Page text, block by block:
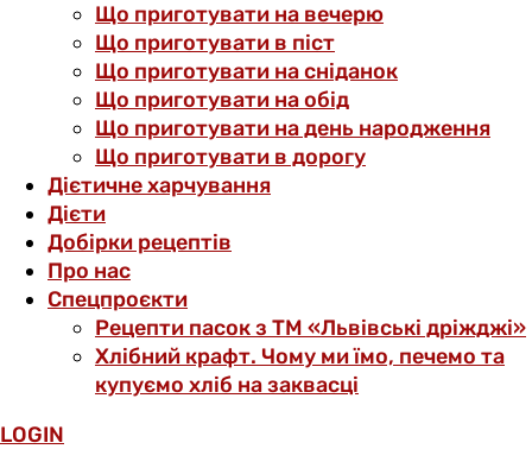
Що приготувати на вечерю
Що приготувати в піст
Що приготувати на сніданок
Що приготувати на обід
Що приготувати на день народження
Що приготувати в дорогу
Дієтичне харчування
Дієти
Добірки рецептів
Про нас
Спецпроєкти
Рецепти пасок з ТМ «Львівські дріжджі»
Хлібний крафт. Чому ми їмо, печемо та
купуємо хліб на заквасці
LOGIN